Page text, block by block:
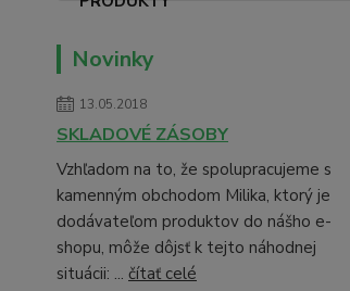
Novinky
13.05.2018
SKLADOVÉ ZÁSOBY
Vzhľadom na to, že spolupracujeme s
kamenným obchodom Milika, ktorý je
dodávateľom produktov do nášho e-
shopu, môže dôjsť k tejto náhodnej
situácii: ... čítať celé